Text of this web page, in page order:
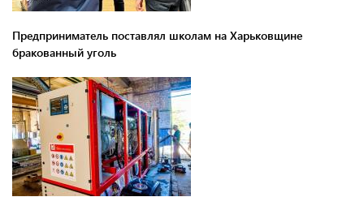
Предприниматель поставлял школам на Харьковщине
бракованный уголь